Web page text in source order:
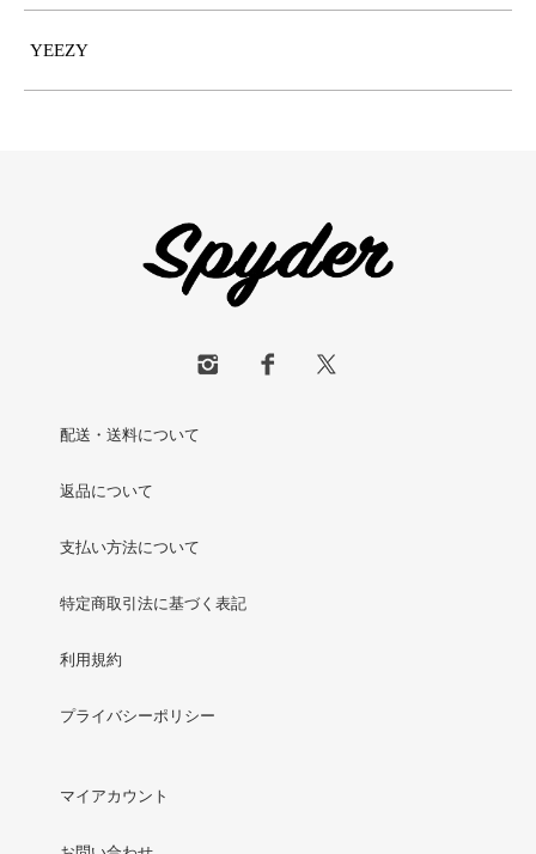
YEEZY
配送・送料について
返品について
支払い方法について
特定商取引法に基づく表記
利用規約
プライバシーポリシー
マイアカウント